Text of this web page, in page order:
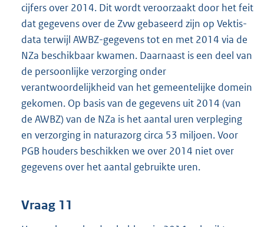
cijfers over 2014. Dit wordt veroorzaakt door het feit
dat gegevens over de Zvw gebaseerd zijn op Vektis-
data terwijl AWBZ-gegevens tot en met 2014 via de
NZa beschikbaar kwamen. Daarnaast is een deel van
de persoonlijke verzorging onder
verantwoordelijkheid van het gemeentelijke domein
gekomen. Op basis van de gegevens uit 2014 (van
de AWBZ) van de NZa is het aantal uren verpleging
en verzorging in naturazorg circa 53 miljoen. Voor
PGB houders beschikken we over 2014 niet over
gegevens over het aantal gebruikte uren.
Vraag 11